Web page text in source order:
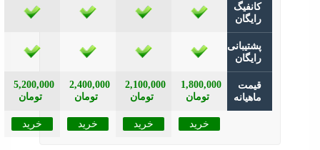
5,200,000
تومان
2,400,000
تومان
2,100,000
تومان
1,800,000
تومان
خرید خرید خرید